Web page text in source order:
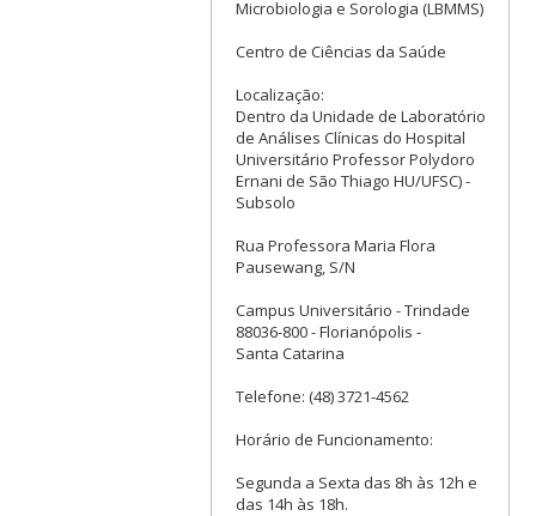
Microbiologia e Sorologia (LBMMS)
Centro de Ciências da Saúde
Localização:
Dentro da Unidade de Laboratório
de Análises Clínicas do Hospital
Universitário Professor Polydoro
Ernani de São Thiago HU/UFSC) -
Subsolo
Rua Professora Maria Flora
Pausewang, S/N
Campus Universitário - Trindade
88036-800 - Florianópolis -
Santa Catarina
Telefone: (48) 3721-4562
Horário de Funcionamento:
Segunda a Sexta das 8h às 12h e
das 14h às 18h.